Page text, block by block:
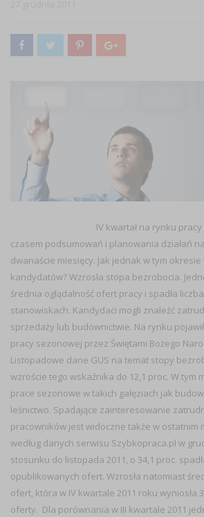
IV kwartał na rynku
czasem podsumowań i planowania działań
dwanaście miesięcy. Jak jednak w tym okresie
kandydatów? Wzrosła stopa bezrobocia.
średnia oglądalność ofert pracy i spadła
stanowiskach. Kandydaci mogli znaleźć
sprzedaży lub budownictwie. Na rynku
pracy sezonowej przez Świętami Bożego
Listopadowe dane GUS na temat stopy
wzroście tego wskaźnika do 12,1 proc. W tym
prace sezonowe w takich gałęziach jak
leśnictwo. Spadające zainteresowanie
pracowników jest widoczne także w ostatnim
według danych serwisu Szybkopraca.pl w
stosunku do listopada 2011, o 34,1 proc.
opublikowanych ofert. Wzrosła natomiast
ofert, która w IV kwartale 2011 roku wyniosła
oferty. Dla porównania w III kwartale 2011